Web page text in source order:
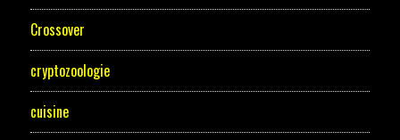
Crossover
cryptozoologie
cuisine